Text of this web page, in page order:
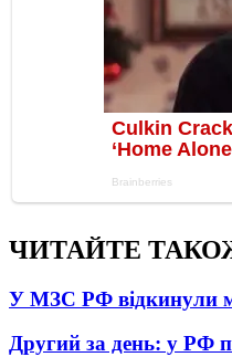
ЧИТАЙТЕ
У МЗС РФ відкинули
Другий за день: у РФ